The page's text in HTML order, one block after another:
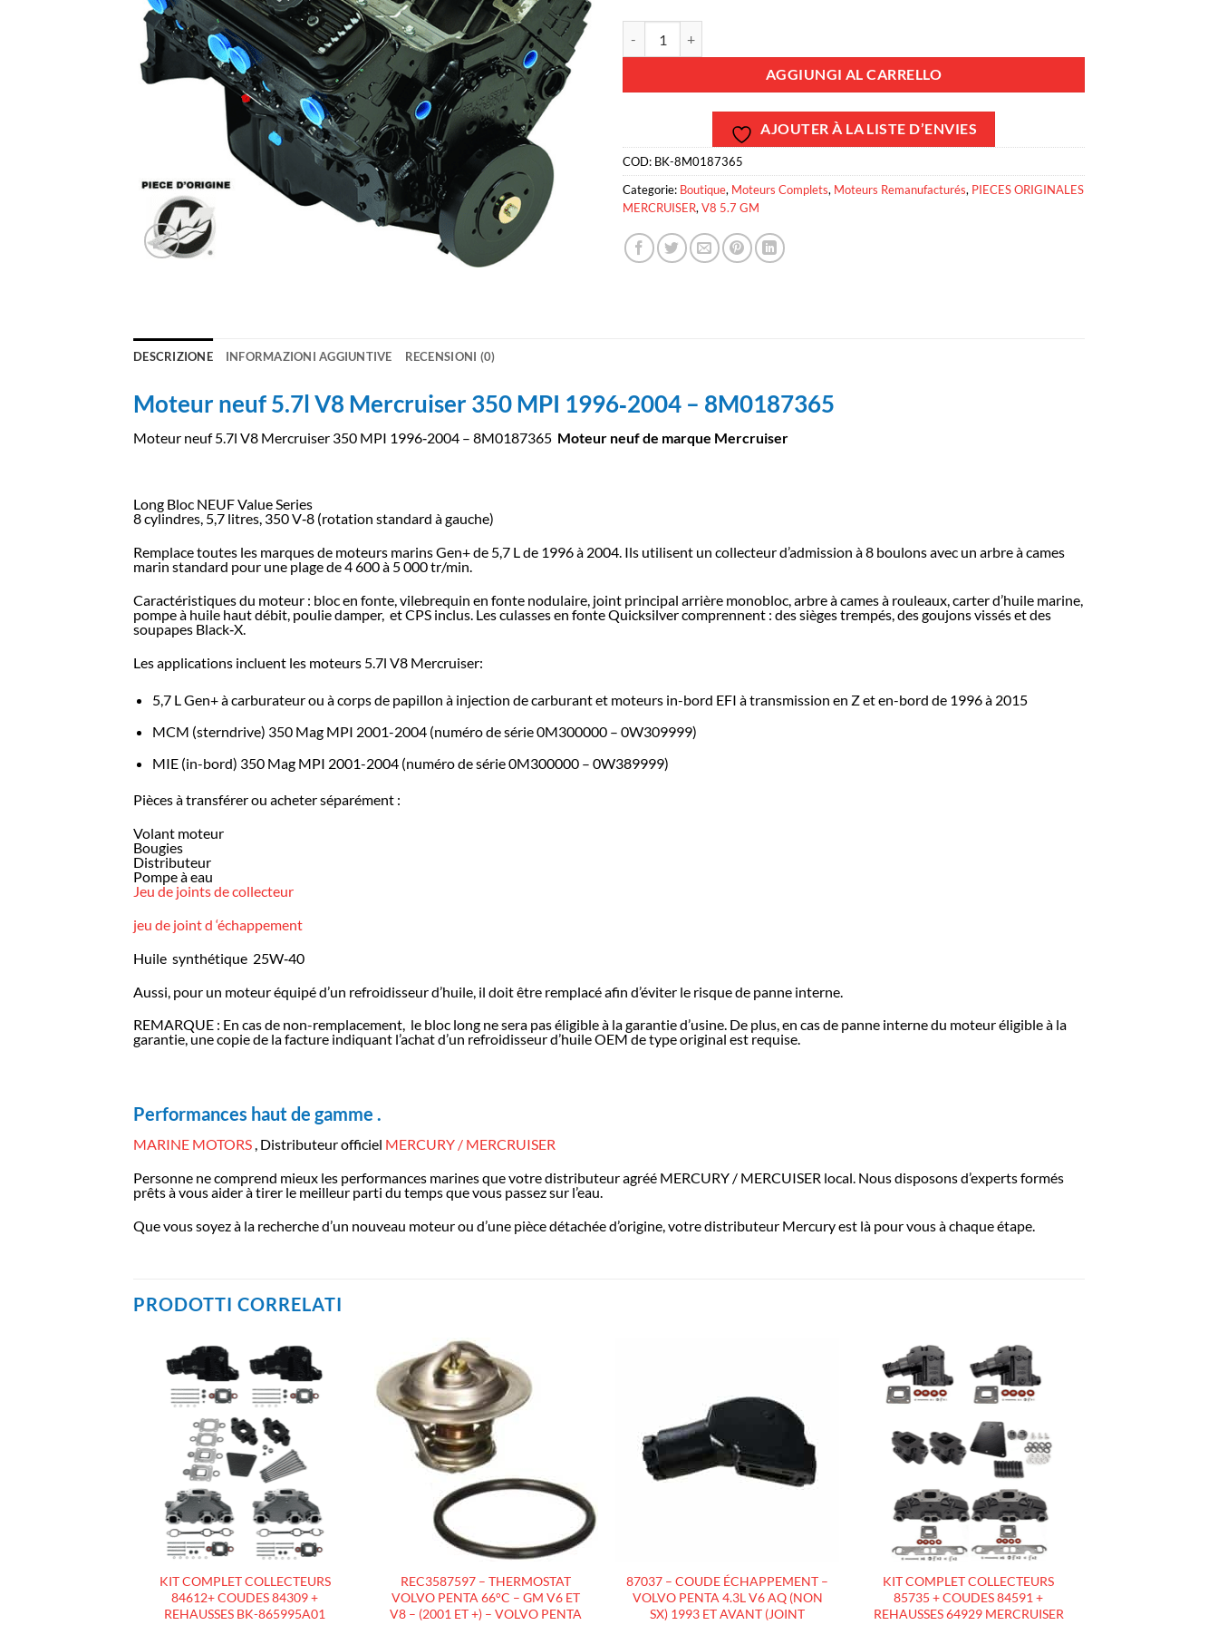
AGGIUNGI AL CARRELLO
AJOUTER À LA LISTE D’ENVIES
COD: BK-8M0187365
Categorie: Boutique, Moteurs Complets, Moteurs Remanufacturés, PIECES ORIGINALES
MERCRUISER, V8 5.7 GM
DESCRIZIONE INFORMAZIONI AGGIUNTIVE RECENSIONI (0)
Moteur neuf 5.7l V8 Mercruiser 350 MPI 1996‑2004 – 8M0187365
Moteur neuf 5.7l V8 Mercruiser 350 MPI 1996‑2004 – 8M0187365 Moteur neuf de marque Mercruiser
Long Bloc NEUF Value Series
8 cylindres, 5,7 litres, 350 V‑8 (rotation standard à gauche)
Remplace toutes les marques de moteurs marins Gen+ de 5,7 L de 1996 à 2004. Ils utilisent un collecteur d’admission à 8 boulons avec un arbre à cames
marin standard pour une plage de 4 600 à 5 000 tr/min.
Caractéristiques du moteur : bloc en fonte, vilebrequin en fonte nodulaire, joint principal arrière monobloc, arbre à cames à rouleaux, carter d’huile marine,
pompe à huile haut débit, poulie damper, et CPS inclus. Les culasses en fonte Quicksilver comprennent : des sièges trempés, des goujons vissés et des
soupapes Black‑X.
Les applications incluent les moteurs 5.7l V8 Mercruiser:
5,7 L Gen+ à carburateur ou à corps de papillon à injection de carburant et moteurs in-bord EFI à transmission en Z et en-bord de 1996 à 2015
MCM (sterndrive) 350 Mag MPI 2001-2004 (numéro de série 0M300000 – 0W309999)
MIE (in-bord) 350 Mag MPI 2001-2004 (numéro de série 0M300000 – 0W389999)
Pièces à transférer ou acheter séparément :
Volant moteur
Bougies
Distributeur
Pompe à eau
Jeu de joints de collecteur
jeu de joint d ‘échappement
Huile synthétique 25W‑40
Aussi, pour un moteur équipé d’un refroidisseur d’huile, il doit être remplacé afin d’éviter le risque de panne interne.
REMARQUE : En cas de non-remplacement, le bloc long ne sera pas éligible à la garantie d’usine. De plus, en cas de panne interne du moteur éligible à la
garantie, une copie de la facture indiquant l’achat d’un refroidisseur d’huile OEM de type original est requise.
Performances haut de gamme .
MARINE MOTORS , Distributeur officiel MERCURY / MERCRUISER
Personne ne comprend mieux les performances marines que votre distributeur agréé MERCURY / MERCUISER local. Nous disposons d’experts formés
prêts à vous aider à tirer le meilleur parti du temps que vous passez sur l’eau.
Que vous soyez à la recherche d’un nouveau moteur ou d’une pièce détachée d’origine, votre distributeur Mercury est là pour vous à chaque étape.
PRODOTTI CORRELATI
AJOUTER
À LA
D’ENVIES
KIT COMPLET COLLECTEURS
84612+ COUDES 84309 +
REHAUSSES BK-865995A01
AJOUTER
REC3587597 – THERMOSTAT
VOLVO PENTA 66°C – GM V6 ET
V8 – (2001 ET +) – VOLVO PENTA
À LA
LISTE
D’ENVIES
87037 – COUDE ÉCHAPPEMENT –
VOLVO PENTA 4.3L V6 AQ (NON
SX) 1993 ET AVANT (JOINT
AJOUTER
À LA
D’ENVIES
KIT COMPLET COLLECTEURS
85735 + COUDES 84591 +
REHAUSSES 64929 MERCRUISER